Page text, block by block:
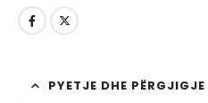
PYETJE DHE PËRGJIGJE